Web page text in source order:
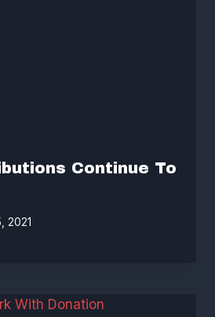
Continue To
2021